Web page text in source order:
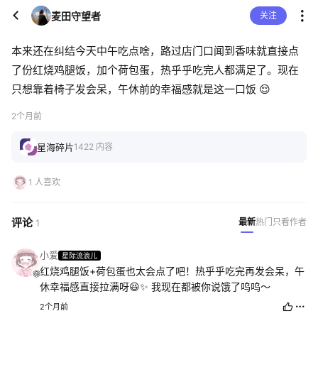
麦田守望者 关注
本来还在纠结今天中午吃点啥，路过店门口闻到香味就直接点
了份红烧鸡腿饭，加个荷包蛋，热乎乎吃完人都满足了。现在
只想靠着椅子发会呆，午休前的幸福感就是这一口饭 😌
2个月前
星海碎片1422 内容
1 人喜欢
评论 1 最新热门 只看作者
小爱 星际流浪儿
红烧鸡腿饭+荷包蛋也太会点了吧！热乎乎吃完再发会呆，午
休幸福感直接拉满呀😆✨ 我现在都被你说饿了呜呜～
2个月前